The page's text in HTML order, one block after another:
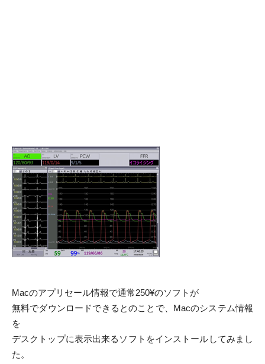
Macのアプリセール情報で通常250¥のソフトが
無料でダウンロードできるとのことで、Macのシステム情報
を
デスクトップに表示出来るソフトをインストールしてみまし
た。